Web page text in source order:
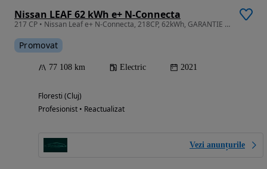
Nissan LEAF 62 kWh e+ N-Connecta
217 CP • Nissan Leaf e+ N-Connecta, 218CP, 62kWh, GARANTIE 12-36 Luni
Promovat
77 108 km Electric 2021
Floresti (Cluj)
Profesionist • Reactualizat
Vezi anunțurile